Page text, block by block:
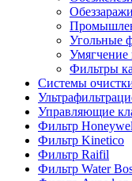
Угольные
Умягчение
Фильтры
Системы
Управляющие
Фильтр
Фильтр Kinetico
Фильтр Raifil
Фильтр Water